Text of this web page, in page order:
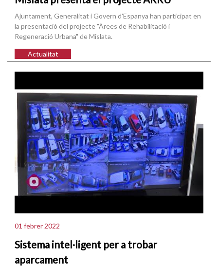
Ajuntament, Generalitat i Govern d'Espanya han participat en
la presentació del projecte "Àrees de Rehabilitació i
Regeneració Urbana" de Mislata.
Actualitat
01 febrer 2022
Sistema intel·ligent per a trobar
aparcament